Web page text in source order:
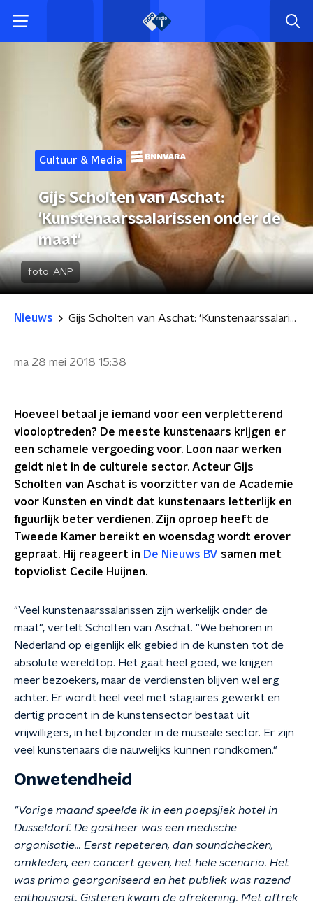
Cultuur & Media
Gijs Scholten van Aschat:
'Kunstenaarssalarissen onder de
maat'
foto: ANP
Nieuws Gijs Scholten van Aschat: 'Kunstenaarssalarissen onder de maat'
ma 28 mei 2018 15:38
Hoeveel betaal je iemand voor een verpletterend
viooloptreden? De meeste kunstenaars krijgen er
een schamele vergoeding voor. Loon naar werken
geldt niet in de culturele sector. Acteur Gijs
Scholten van Aschat is voorzitter van de Academie
voor Kunsten en vindt dat kunstenaars letterlijk en
figuurlijk beter verdienen. Zijn oproep heeft de
Tweede Kamer bereikt en woensdag wordt erover
gepraat. Hij reageert in De Nieuws BV samen met
topviolist Cecile Huijnen.
"Veel kunstenaarssalarissen zijn werkelijk onder de
maat", vertelt Scholten van Aschat. "We behoren in
Nederland op eigenlijk elk gebied in de kunsten tot de
absolute wereldtop. Het gaat heel goed, we krijgen
meer bezoekers, maar de verdiensten blijven wel erg
achter. Er wordt heel veel met stagiaires gewerkt en
dertig procent in de kunstensector bestaat uit
vrijwilligers, in het bijzonder in de museale sector. Er zijn
veel kunstenaars die nauwelijks kunnen rondkomen."
Onwetendheid
"Vorige maand speelde ik in een poepsjiek hotel in
Düsseldorf. De gastheer was een medische
organisatie… Eerst repeteren, dan soundchecken,
omkleden, een concert geven, het hele scenario. Het
was prima georganiseerd en het publiek was razend
enthousiast. Gisteren kwam de afrekening. Met aftrek